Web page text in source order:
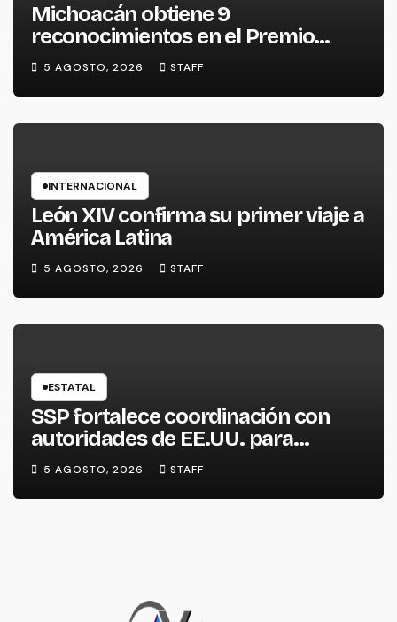
Michoacán obtiene 9
reconocimientos en el Premio
Nacional de la Cerámica
5 AGOSTO, 2026 STAFF
INTERNACIONAL
León XIV confirma su primer viaje a
América Latina
5 AGOSTO, 2026 STAFF
ESTATAL
SSP fortalece coordinación con
autoridades de EE.UU. para
reforzar seguridad en la región
5 AGOSTO, 2026 STAFF